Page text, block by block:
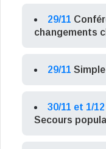
29/11
changements
29/11 Simple
30/11 et 1/12
Secours